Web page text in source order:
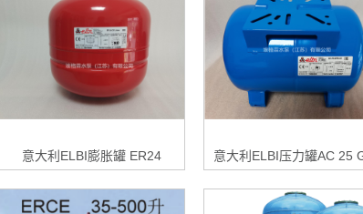
意大利ELBI膨胀罐 ER24